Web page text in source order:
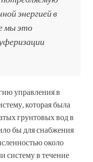
энергией в
мы это
управления в
которая была
грунтовых вод в
бы для снабжения
около
систему в течение